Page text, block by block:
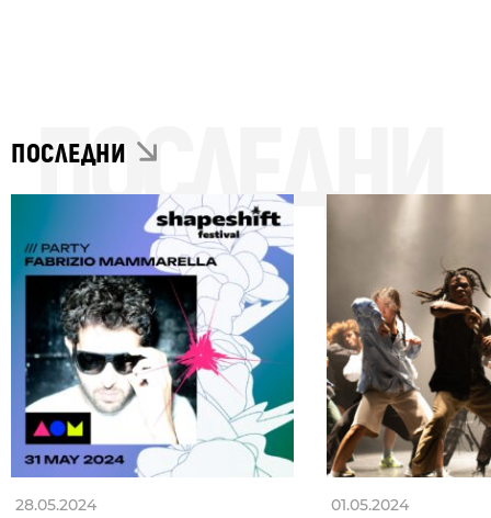
ПОСЛЕДНИ
ПОСЛЕДНИ
28.05.2024 01.05.2024